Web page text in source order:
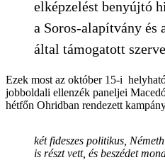
elképzelést benyújtó
a Soros-alapítvány és
által támogatott
Ezek most az október 15-i
jobboldali ellenzék paneljei
hétfőn Ohridban rendezett
két fideszes politikus,
is részt vett, és beszédet